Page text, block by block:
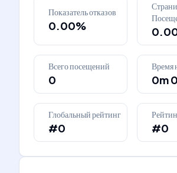
Показатель отказов
0.00%
Всего посещений
0
Время
0m
Глобальный рейтинг
#0 #0